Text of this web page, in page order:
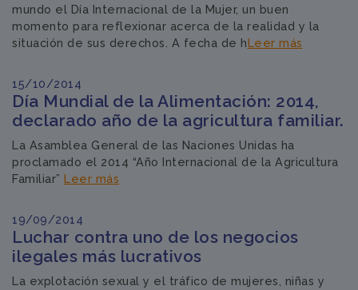
mundo el Día Internacional de la Mujer, un buen
momento para reflexionar acerca de la realidad y la
situación de sus derechos. A fecha de hLeer más
15/10/2014
Día Mundial de la Alimentación: 2014,
declarado año de la agricultura familiar.
La Asamblea General de las Naciones Unidas ha
proclamado el 2014 “Año Internacional de la Agricultura
Familiar” Leer más
19/09/2014
Luchar contra uno de los negocios
ilegales más lucrativos
La explotación sexual y el tráfico de mujeres, niñas y